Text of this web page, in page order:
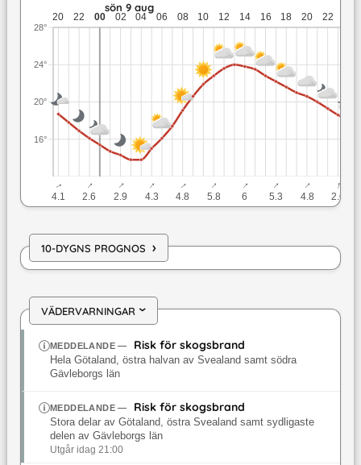
sön 9 aug
20 22 00 02 04 06 08 10 12 14 16 18 20 22
16°
20°
24°
28°
↓
4.1
↓
2.6
↓
2.9
↓
4.3
↓
4.8
↓
5.8
↓
6
↓
5.3
↓
4.8
↓
2.6
10-DYGNS PROGNOS ›
VÄDERVARNINGAR›
MEDDELANDE— Risk för skogsbrand
Hela Götaland, östra halvan av Svealand samt södra
Gävleborgs län
MEDDELANDE— Risk för skogsbrand
Stora delar av Götaland, östra Svealand samt sydligaste
delen av Gävleborgs län
Utgår idag 21:00